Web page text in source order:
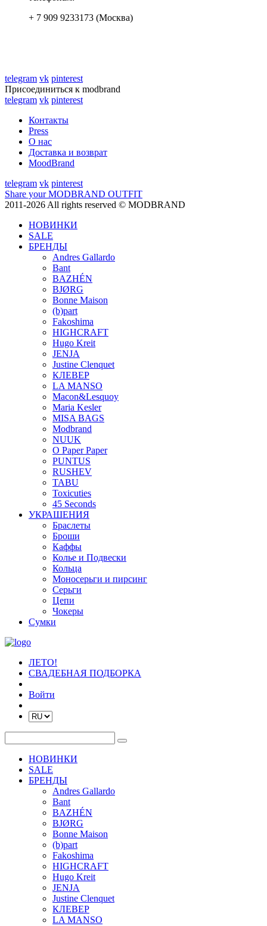
+ 7 909 9233173 (Москва)
telegram vk pinterest
Присоединиться к modbrand
telegram vk pinterest
Контакты
Press
О нас
Доставка и возврат
MoodBrand
telegram vk pinterest
Share your MODBRAND OUTFIT
2011-2026 All rights reserved © MODBRAND
НОВИНКИ
SALE
БРЕНДЫ
Andres Gallardo
Bant
BAZHÉN
BJØRG
Bonne Maison
(b)part
Fakoshima
HIGHCRAFT
Hugo Kreit
JENJA
Justine Clenquet
КЛЕВЕР
LA MANSO
Macon&Lesquoy
Maria Kesler
MISA BAGS
Modbrand
NUUK
O Paper Paper
PUNTUS
RUSHEV
TABU
Toxicuties
45 Seconds
УКРАШЕНИЯ
Браслеты
Броши
Каффы
Колье и Подвески
Кольца
Моносерьги и пирсинг
Серьги
Цепи
Чокеры
Сумки
ЛЕТО!
СВАДЕБНАЯ ПОДБОРКА
Войти
НОВИНКИ
SALE
БРЕНДЫ
Andres Gallardo
Bant
BAZHÉN
BJØRG
Bonne Maison
(b)part
Fakoshima
HIGHCRAFT
Hugo Kreit
JENJA
Justine Clenquet
КЛЕВЕР
LA MANSO